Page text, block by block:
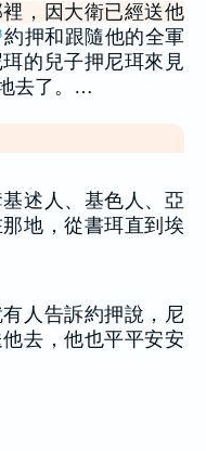
，因大衛已經送他
約押和跟隨他的全軍
的兒子押尼珥來見
去了。…
述人、基色人、亞
地，從書珥直到埃
人告訴約押說，尼
去，他也平平安安